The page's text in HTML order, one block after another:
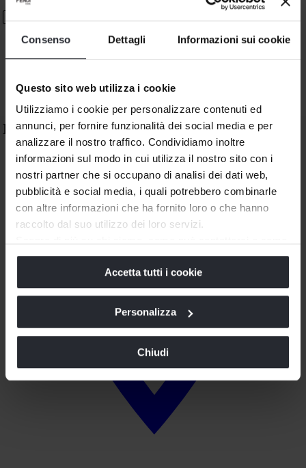
Consenso Dettagli Informazioni sui cookie
Questo sito web utilizza i cookie
Utilizziamo i cookie per personalizzare contenuti ed
annunci, per fornire funzionalità dei social media e per
analizzare il nostro traffico. Condividiamo inoltre
informazioni sul modo in cui utilizza il nostro sito con i
nostri partner che si occupano di analisi dei dati web,
pubblicità e social media, i quali potrebbero combinarle
con altre informazioni che ha fornito loro o che hanno
raccolto dal suo utilizzo dei loro servizi.
trattiamo i dati personali nella nostraInformativa sulla
Cookie Policy.
La chiusura di questo banner comporta il permanere delle
impostazioni di default e dunque la continuazione della
tracciamento diversi da quelli tecnici.
Accetta tutti i cookie
Personalizza
Chiudi
I have read and understood the privacy policy confirm that I
am an adult
Fendi Casa Boutique